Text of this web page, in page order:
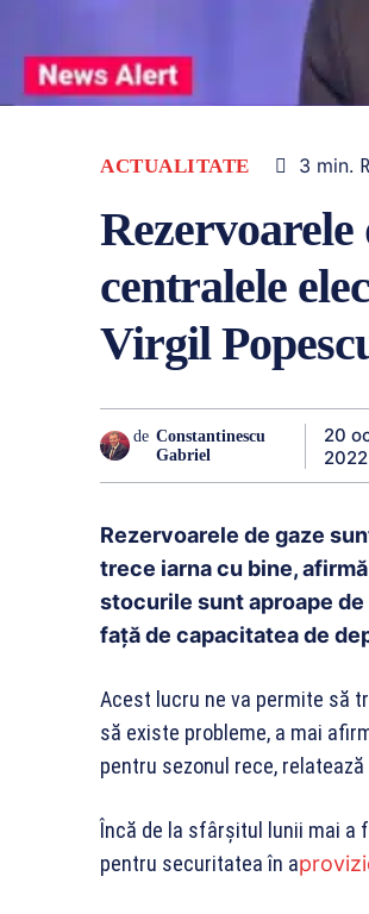
ACTUALITATE 3 min.
Rezervoarele
centralele
Virgil
de Constantinescu
Gabriel
20
2022
Rezervoarele de gaze
trece iarna cu bine,
stocurile sunt aproape de
față de capacitatea de
Acest lucru ne va permite să
să existe probleme, a mai
pentru sezonul rece, relatează
Încă de la sfârşitul lunii mai a
pentru securitatea în a